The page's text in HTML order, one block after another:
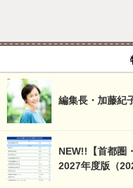
編集長・加藤紀
NEW!!【首都圏
2027年度版（